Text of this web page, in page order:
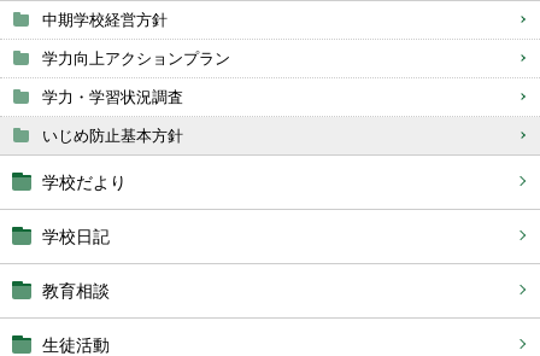
中期学校経営方針
学力向上アクションプラン
学力・学習状況調査
いじめ防止基本方針
学校だより
学校日記
教育相談
生徒活動